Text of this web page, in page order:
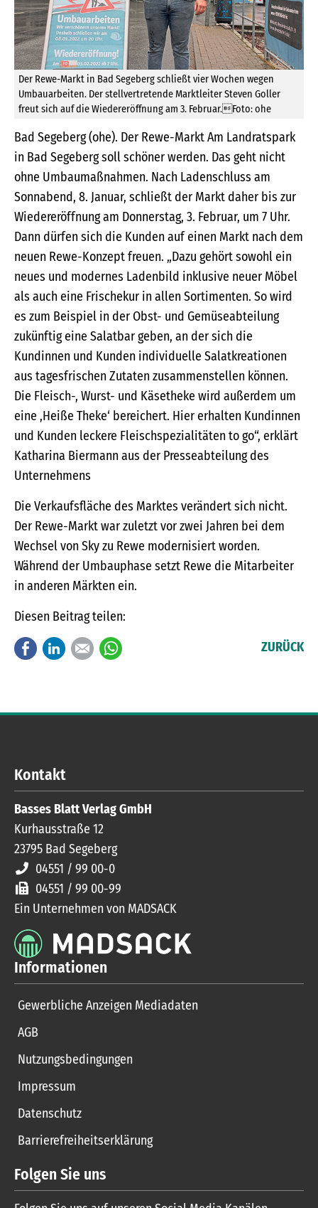
Der Rewe-Markt in Bad Segeberg schließt vier Wochen wegen
Umbauarbeiten. Der stellvertretende Marktleiter Steven Goller
freut sich auf die Wiedereröffnung am 3. Februar.Foto: ohe
Bad Segeberg (ohe). Der Rewe-Markt Am Landratspark
in Bad Segeberg soll schöner werden. Das geht nicht
ohne Umbaumaßnahmen. Nach Ladenschluss am
Sonnabend, 8. Januar, schließt der Markt daher bis zur
Wiedereröffnung am Donnerstag, 3. Februar, um 7 Uhr.
Dann dürfen sich die Kunden auf einen Markt nach dem
neuen Rewe-Konzept freuen. „Dazu gehört sowohl ein
neues und modernes Ladenbild inklusive neuer Möbel
als auch eine Frischekur in allen Sortimenten. So wird
es zum Beispiel in der Obst- und Gemüseabteilung
zukünftig eine Salatbar geben, an der sich die
Kundinnen und Kunden individuelle Salatkreationen
aus tagesfrischen Zutaten zusammenstellen können.
Die Fleisch-, Wurst- und Käsetheke wird außerdem um
eine ,Heiße Theke‘ bereichert. Hier erhalten Kundinnen
und Kunden leckere Fleischspezialitäten to go“, erklärt
Katharina Biermann aus der Presseabteilung des
Unternehmens
Die Verkaufsfläche des Marktes verändert sich nicht.
Der Rewe-Markt war zuletzt vor zwei Jahren bei dem
Wechsel von Sky zu Rewe modernisiert worden.
Während der Umbauphase setzt Rewe die Mitarbeiter
in anderen Märkten ein.
Diesen Beitrag teilen:
FacebookLinkedInE-mail ZURÜCK
Kontakt
Basses Blatt Verlag GmbH
Kurhausstraße 12
23795 Bad Segeberg
04551 / 99 00-0
04551 / 99 00-99
Ein Unternehmen von MADSACK
Informationen
Gewerbliche Anzeigen Mediadaten
AGB
Nutzungsbedingungen
Impressum
Datenschutz
Barrierefreiheitserklärung
Folgen Sie uns